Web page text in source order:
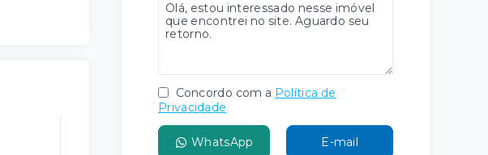
Concordo com a Política de
Privacidade
WhatsApp E-mail